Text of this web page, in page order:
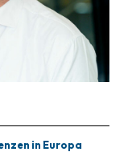
in Europa